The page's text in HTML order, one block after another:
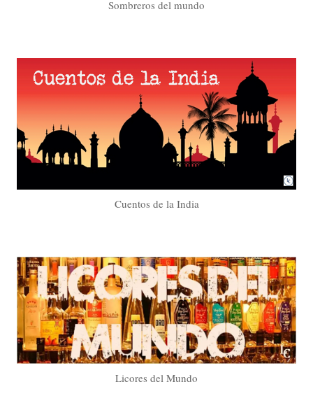
Sombreros del mundo
Cuentos de la India
Licores del Mundo